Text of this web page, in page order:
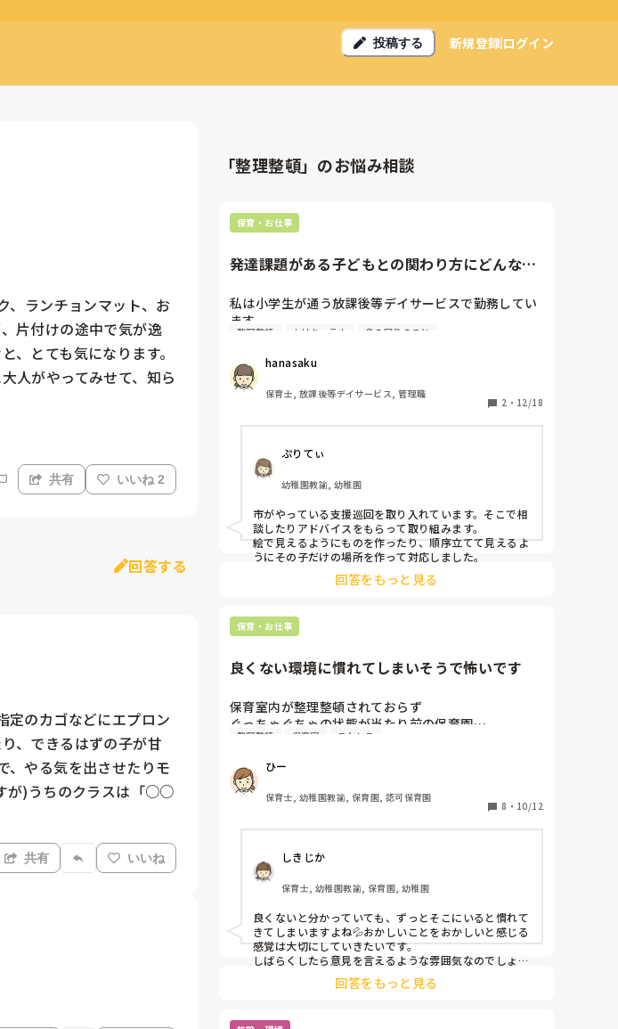
投稿する 新規登録ログイン
、ランチョンマット、お
片付けの途中で気が逸
、とても気になります。
人がやってみせて、知ら
共有 いいね 2
回答する
定のカゴなどにエプロン
、できるはずの子が甘
、やる気を出させたりモ
が)うちのクラスは「○○
共有 いいね
「整理整頓」のお悩み相談
保育・お仕事
発達課題がある子どもとの関わり方にどんな工
私は小学生が通う放課後等デイサービスで勤務してい
ます。
幼児期に園生活の中で、発達課題を抱える子との関わ
園生活の中での培った土台をベースに支援を広げる参
考にさせてください。
整理整頓 カリキュラム 身の回りのこと
hanasaku
保育士, 放課後等デイサービス, 管理職
2 ・ 12/18
ぷりてぃ
幼稚園教諭, 幼稚園
市がやっている支援巡回を取り入れています。そこで相
談したりアドバイスをもらって取り組みます。
絵で見えるようにものを作ったり、順序立てて見えるよ
うにその子だけの場所を作って対応しました。
回答をもっと見る
保育・お仕事
良くない環境に慣れてしまいそうで怖いです
保育室内が整理整頓されておらず
ぐっちゃぐちゃの状態が当たり前の保育園…
保育も自主性うたってるからなのか先生のやり方なの
所々流れがぐちゃぐちゃでよくわからない感じ…
バタバタしてて子供達も落ち着かない。
なんか、もっと丁寧に流れとか伝えたらもう少しでき
るんじゃないのかなー？と思うのは、
のですが、
せめておもちゃとかは整理整頓して手に取りやすく片
付けやすくしたらいいのに…と…
でも派遣だしまだ言いづらいなー
でもそのぐちゃぐちゃに若干慣れてきてしまってる自
分が嫌です。
それでいいはずないのに…
良くない環境に慣れてしまうの怖いです。
整理整頓 保育室 ストレス
ひー
保育士, 幼稚園教諭, 保育園, 認可保育園
8 ・ 10/12
しきじか
保育士, 幼稚園教諭, 保育園, 幼稚園
良くないと分かっていても、ずっとそこにいると慣れて
きてしまいますよね💦おかしいことをおかしいと感じる
感覚は大切にしていきたいです。
しばらくしたら意見を言えるような雰囲気なのでしょう
か。もしかしたら同じように感じている職員もいるか
とを考えてしまいますね。
回答をもっと見る